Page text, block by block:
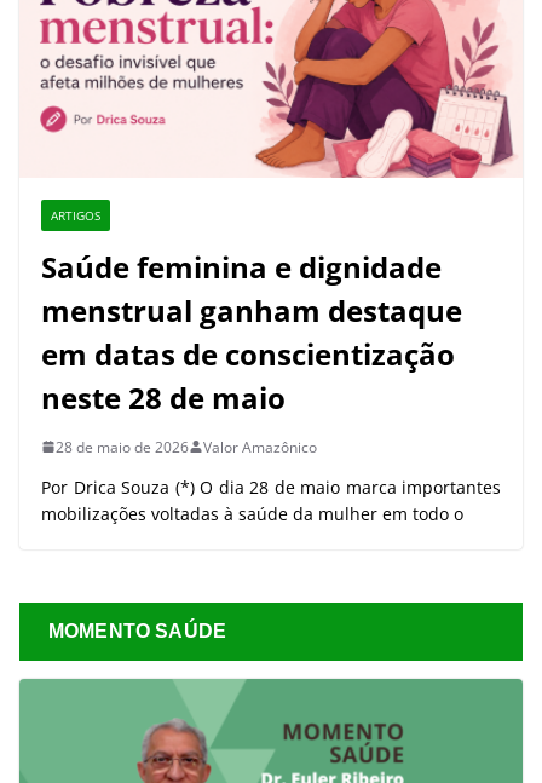
ARTIGOS
Saúde feminina e dignidade
menstrual ganham destaque
em datas de conscientização
neste 28 de maio
28 de maio de 2026 Valor Amazônico
Por Drica Souza (*) O dia 28 de maio marca importantes
mobilizações voltadas à saúde da mulher em todo o
MOMENTO SAÚDE